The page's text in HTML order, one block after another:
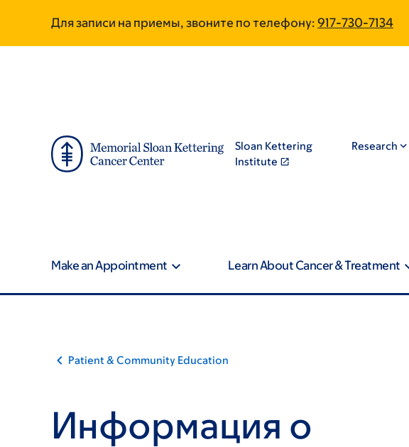
main
footer
Для записи на приемы, звоните по телефону: 917-730-7134
Sloan Kettering
Institute
Research
Make an Appointment Learn About Cancer & Treatment
Patient & Community Education
Информация о